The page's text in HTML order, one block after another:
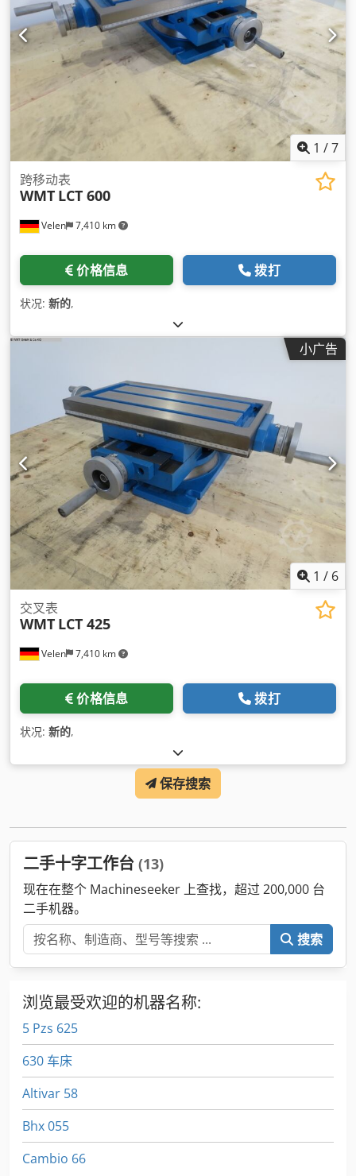
1 /7
Velen 7,410 km
跨移动表
WMT LCT 600
价格信息 拨打
状况: 新的,
小广告
1 / 6
Velen 7,410 km
交叉表
WMT LCT 425
价格信息 拨打
状况: 新的,
保存搜索
二手十字工作台 (13)
现在在整个 Machineseeker 上查找，超过 200,000 台
二手机器。
搜索
浏览最受欢迎的机器名称:
5 Pzs 625
630 车床
Altivar 58
Bhx 055
Cambio 66